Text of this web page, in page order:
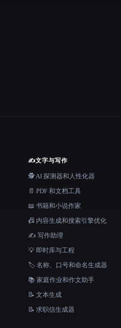
✍️文字与写作
🕵️ AI 探测器和人性化器
📄 PDF 和文档工具
📖 书籍和小说作家
📠 内容生成和搜索引擎优化
✍️ 写作助理
💡 即时库与工程
🏷️ 名称、口号和命名生成器
📚 家庭作业和作文助手
📝 文本生成
📝 求职信生成器